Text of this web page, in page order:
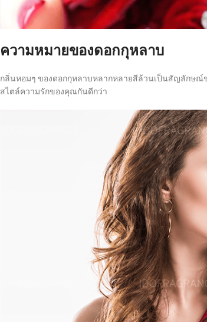
ความหมายของดอกกุหลาบ
กลิ่นหอมๆ ของดอกกุหลาบหลากหลายสีล้วนเป็นสัญลักษณ์
สไตล์ความรักของคุณกันดีกว่า